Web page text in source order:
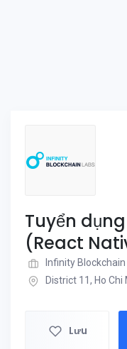
Tuyển
(React
Infinity Blockchain
District 11, Ho Chi
Lưu